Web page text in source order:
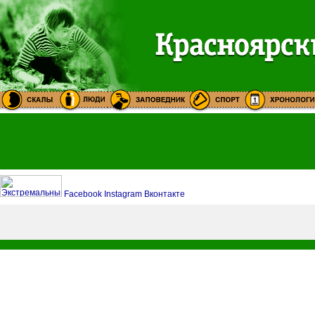
Facebook Instagram Вконтакте